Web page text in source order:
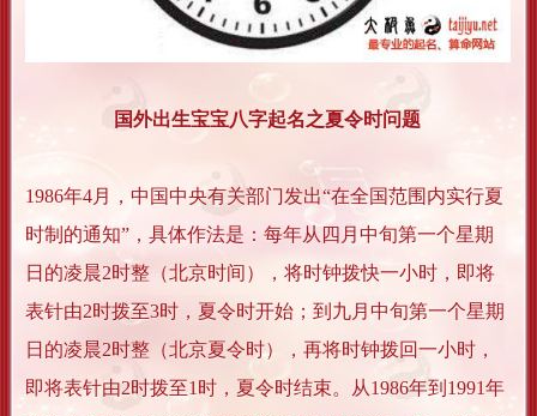
国外出生宝宝八字起名之夏令时问题
1986年4月，中国中央有关部门发出“在全国范围内实行夏
时制的通知”，具体作法是：每年从四月中旬第一个星期
日的凌晨2时整（北京时间），将时钟拨快一小时，即将
表针由2时拨至3时，夏令时开始；到九月中旬第一个星期
日的凌晨2时整（北京夏令时），再将时钟拨回一小时，
即将表针由2时拨至1时，夏令时结束。从1986年到1991年